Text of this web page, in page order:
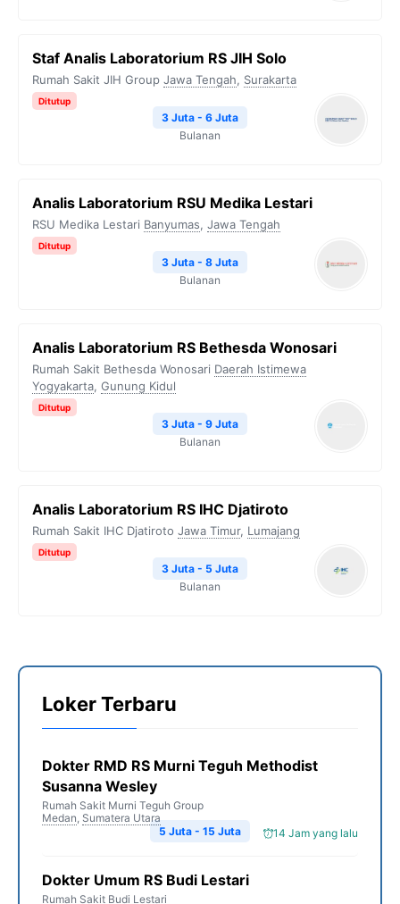
Staf Analis Laboratorium RS JIH Solo
Rumah Sakit JIH Group Jawa Tengah, Surakarta
Ditutup
3 Juta - 6 Juta
Bulanan
Analis Laboratorium RSU Medika Lestari
RSU Medika Lestari Banyumas, Jawa Tengah
Ditutup
3 Juta - 8 Juta
Bulanan
Analis Laboratorium RS Bethesda Wonosari
Rumah Sakit Bethesda Wonosari Daerah Istimewa
Yogyakarta, Gunung Kidul
Ditutup
3 Juta - 9 Juta
Bulanan
Analis Laboratorium RS IHC Djatiroto
Rumah Sakit IHC Djatiroto Jawa Timur, Lumajang
Ditutup
3 Juta - 5 Juta
Bulanan
Loker Terbaru
Dokter RMD RS Murni Teguh Methodist
Susanna Wesley
Rumah Sakit Murni Teguh Group
Medan, Sumatera Utara
14 Jam yang lalu
5 Juta - 15 Juta
Dokter Umum RS Budi Lestari
Rumah Sakit Budi Lestari